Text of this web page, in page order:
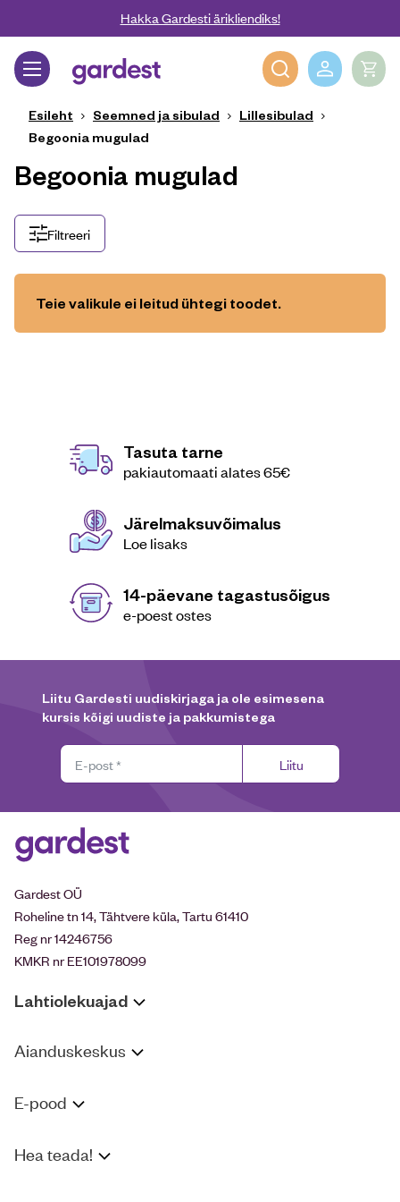
Liigu edasi põhisisu juurdeHakka Gardesti ärikliendiks!
Gardest
Esileht Seemned ja sibulad
Lillesibulad
Begoonia mugulad
Begoonia mugulad
Filtreeri
Teie valikule ei leitud ühtegi toodet.
Tasuta tarne
pakiautomaati alates 65€
Järelmaksuvõimalus
Loe lisaks
14-päevane tagastusõigus
e-poest ostes
Liitu Gardesti uudiskirjaga ja ole esimesena
kursis kõigi uudiste ja pakkumistega
Liitu
Gardest OÜ
Roheline tn 14, Tähtvere küla, Tartu 61410
Reg nr 14246756
KMKR nr EE101978099
Lahtiolekuajad
Aianduskeskus
E-pood
Hea teada!